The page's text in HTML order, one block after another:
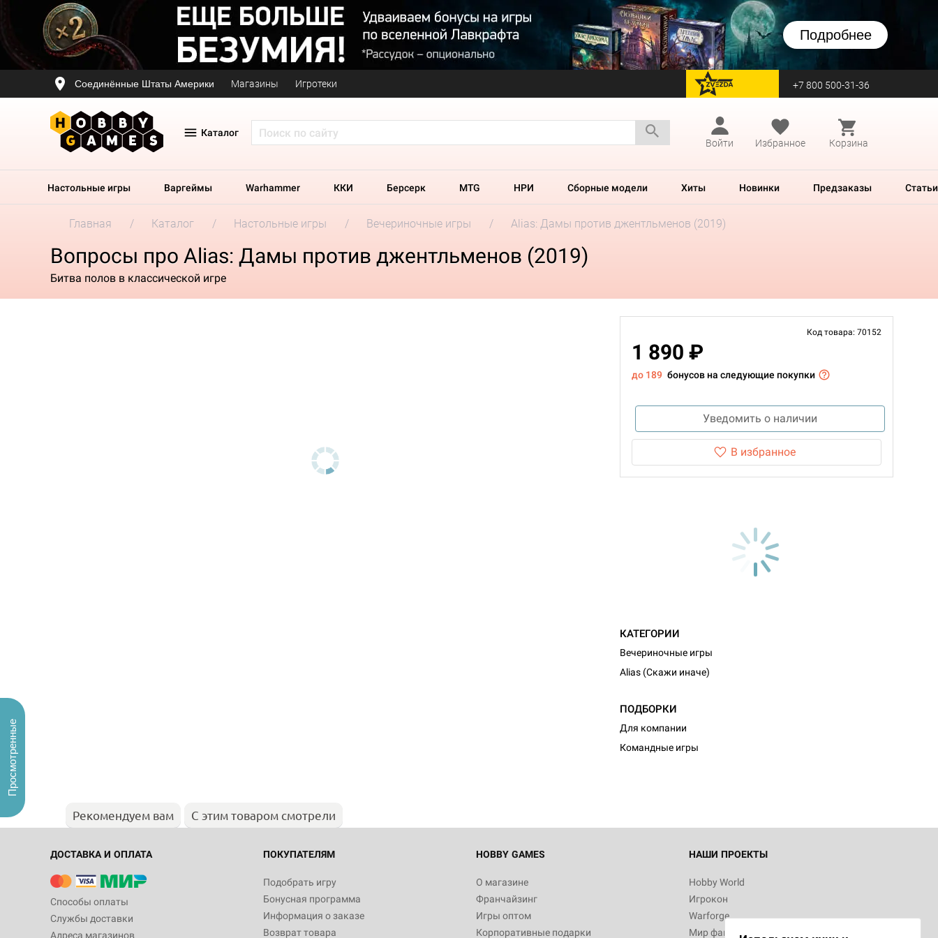
Подробнее
Соединённые Штаты Америки Магазины Игротеки перейти на Zvezda +7 800 500-31-36
Каталог
Войти
Избранное Корзина
Настольные игры Варгеймы Warhammer ККИ Берсерк MTG НРИ Сборные модели Хиты Новинки Предзаказы Статьи
Главная Каталог Настольные игры Вечериночные игры Alias: Дамы против джентльменов (2019)
Вопросы про Alias: Дамы против джентльменов (2019)
Битва полов в классической игре
Код товара: 70152
1 890 ₽
до 189 бонусов на следующие покупки
Уведомить о наличии
В избранное
КАТЕГОРИИ
Вечериночные игры
Alias (Скажи иначе)
ПОДБОРКИ
Для компании
Командные игры
Рекомендуем вам С этим товаром смотрели
ДОСТАВКА И ОПЛАТА
Способы оплаты
Службы доставки
Адреса магазинов
ПОКУПАТЕЛЯМ
Подобрать игру
Бонусная программа
Информация о заказе
Возврат товара
HOBBY GAMES
О магазине
Франчайзинг
Игры оптом
Корпоративные подарки
НАШИ ПРОЕКТЫ
Hobby World
Игрокон
Warforge
Мир фантастики
Просмотренные
Настольная игра Hobby World Монстры
Белая смерть
12 990
Настольная игра Hobby World Берсерк.